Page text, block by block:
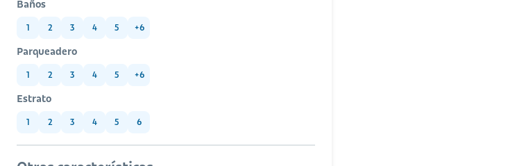
Baños
1 2 3 4 5 +6
Parqueadero
1 2 3 4 5 +6
Estrato
1 2 3 4 5 6